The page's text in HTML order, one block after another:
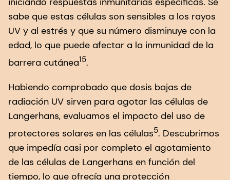
sabe que estas células son sensibles a los rayos
UV y al estrés y que su número disminuye con la
edad, lo que puede afectar a la inmunidad de la
barrera cutánea15.
Habiendo comprobado que dosis bajas de
radiación UV sirven para agotar las células de
Langerhans, evaluamos el impacto del uso de
protectores solares en las células5. Descubrimos
que impedía casi por completo el agotamiento
de las células de Langerhans en función del
tiempo, lo que ofrecía una protección